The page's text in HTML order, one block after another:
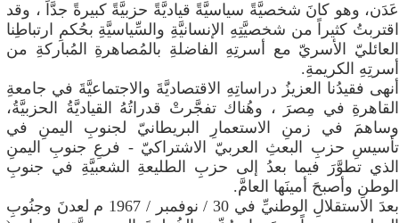
عَدَن، وهو كانَ شخصيَّةً سياسيَّةً قياديَّةً حزبيَّةً كبيرةً جدَّاً ، وقد
اقتربتُ كثيراً من شخصيَّتِهِ الإنسانيَّةِ والسِّياسيَّةِ بحُكمِ ارتباطِنا
العائليّ الأسريّ مع أسرتِهِ الفاضلةِ بالمُصاهرةِ المُباركةِ من
أسرتِهِ الكريمةِ.
أنهى فقيدُنا العزيزُ دراساتِهِ الاقتصاديَّةَ والاجتماعيَّةَ في جامعةِ
القاهرةِ في مِصرَ ، وهُناك تفجَّرتْ قدراتُهُ القياديَّةُ الحزبيَّةُ،
وساهمَ في زمنِ الاستعمارِ البريطانيّ لجنوبِ اليمنِ في
تأسيسِ حزبِ البعثِ العربيّ الاشتراكيّ - فرعِ جنوبِ اليمنِ
الذي تطوَّرَ فيما بعدُ إلى حزبِ الطليعةِ الشعبيَّةِ في جنوبِ
الوطنِ وأصبحَ أمينَها العامَّ.
بعدَ الاستقلالِ الوطنيِّ في 30 / نوفمبر / 1967 م لعدنَ وجنُوبِ